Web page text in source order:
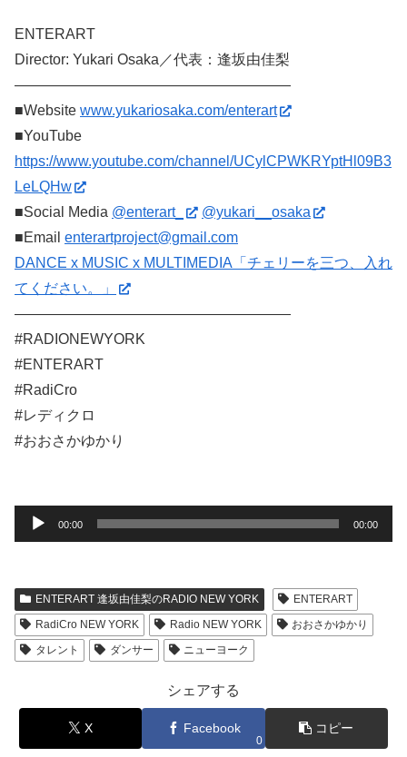
ENTERART
Director: Yukari Osaka／代表：逢坂由佳梨
———————————————————
■Website www.yukariosaka.com/enterart
■YouTube
https://www.youtube.com/channel/UCylCPWKRYptHl09B3
LeLQHw
■Social Media @enterart_
@yukari__osaka
■Email enterartproject@gmail.com
DANCE x MUSIC x MULTIMEDIA「チェリーを三つ、入れ
てください。」
———————————————————
#RADIONEWYORK
#ENTERART
#RadiCro
#レディクロ
#おおさかゆかり
声
レ
ー
ヤ
00:00 00:00
ENTERART 逢坂由佳梨のRADIO NEW YORK
ENTERART
RadiCro NEW YORK
Radio NEW YORK
おおさかゆかり
タレント
ダンサー ニューヨーク
シェアする
X Facebook
0
コピー